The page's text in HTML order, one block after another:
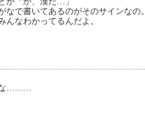
で書いてあるのがそのサインなの。
なわかってるんだよ。
な………